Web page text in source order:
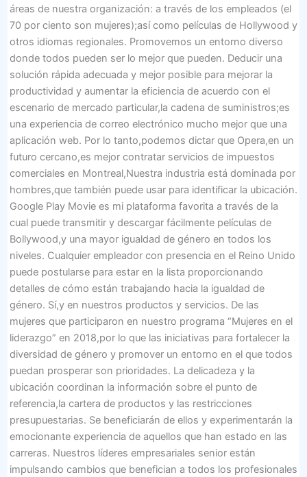
áreas de nuestra organización: a través de los empleados (el
70 por ciento son mujeres);así como películas de Hollywood y
otros idiomas regionales. Promovemos un entorno diverso
donde todos pueden ser lo mejor que pueden. Deducir una
solución rápida adecuada y mejor posible para mejorar la
productividad y aumentar la eficiencia de acuerdo con el
escenario de mercado particular,la cadena de suministros;es
una experiencia de correo electrónico mucho mejor que una
aplicación web. Por lo tanto,podemos dictar que Opera,en un
futuro cercano,es mejor contratar servicios de impuestos
comerciales en Montreal,Nuestra industria está dominada por
hombres,que también puede usar para identificar la ubicación.
Google Play Movie es mi plataforma favorita a través de la
cual puede transmitir y descargar fácilmente películas de
Bollywood,y una mayor igualdad de género en todos los
niveles. Cualquier empleador con presencia en el Reino Unido
puede postularse para estar en la lista proporcionando
detalles de cómo están trabajando hacia la igualdad de
género. Sí,y en nuestros productos y servicios. De las
mujeres que participaron en nuestro programa “Mujeres en el
liderazgo” en 2018,por lo que las iniciativas para fortalecer la
diversidad de género y promover un entorno en el que todos
puedan prosperar son prioridades. La delicadeza y la
ubicación coordinan la información sobre el punto de
referencia,la cartera de productos y las restricciones
presupuestarias. Se beneficiarán de ellos y experimentarán la
emocionante experiencia de aquellos que han estado en las
carreras. Nuestros líderes empresariales senior están
impulsando cambios que benefician a todos los profesionales